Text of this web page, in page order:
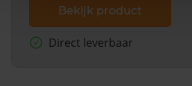
Bekijk product
Direct leverbaar